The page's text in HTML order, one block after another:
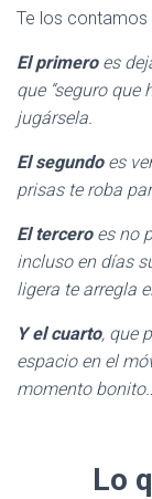
Te los
El primeroes
que “seguro que
jugársela.
El segundoes
prisas te roba
El terceroes no
incluso en días
ligera te arregla
Y el cuarto, que
espacio en el
momento
Lo